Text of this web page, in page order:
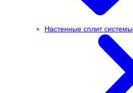
Настенные сплит системы